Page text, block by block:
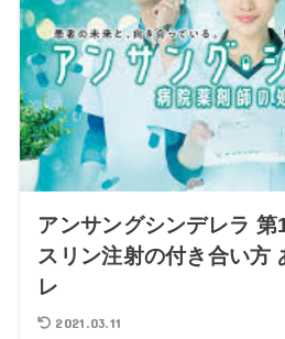
アンサングシンデレラ 第
スリン注射の付き合い方
レ
2021.03.11